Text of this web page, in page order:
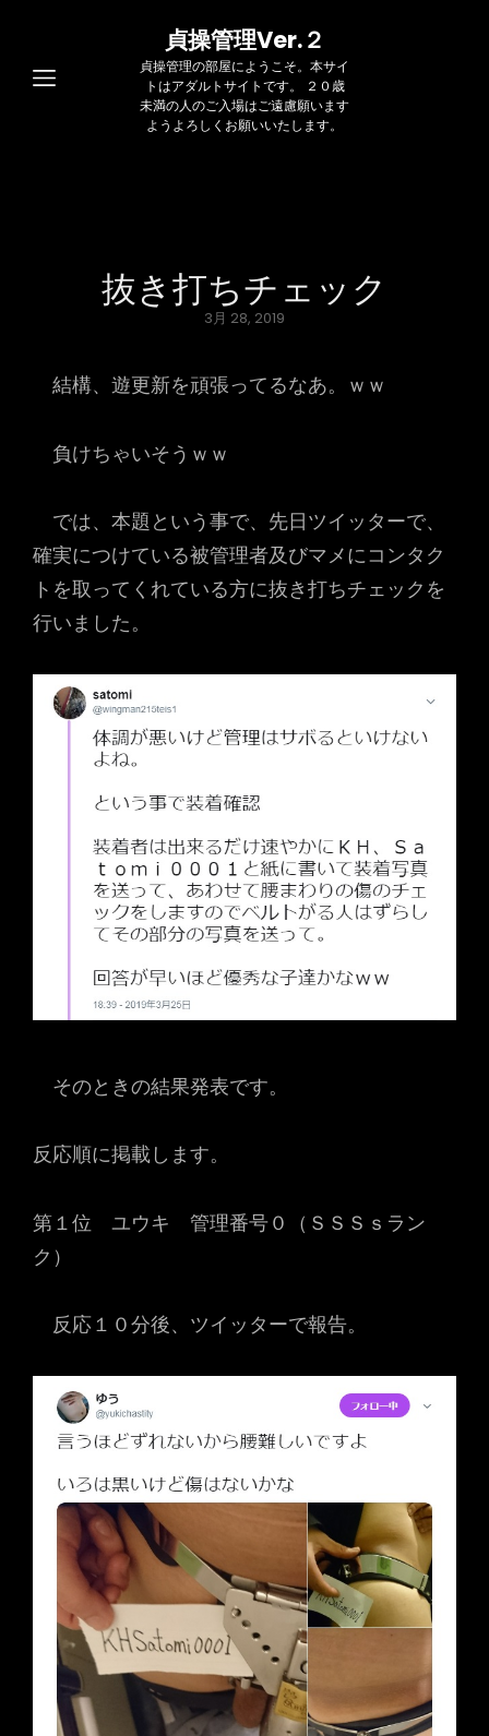
貞操管理Ver.２
貞操管理の部屋にようこそ。本サイ
トはアダルトサイトです。 ２０歳
未満の人のご入場はご遠慮願います
ようよろしくお願いいたします。
抜き打ちチェック
Posted
3月 28, 2019
結構、遊更新を頑張ってるなあ。ｗｗ
負けちゃいそうｗｗ
では、本題という事で、先日ツイッターで、
確実につけている被管理者及びマメにコンタク
トを取ってくれている方に抜き打ちチェックを
行いました。
そのときの結果発表です。
反応順に掲載します。
第１位 ユウキ 管理番号０（ＳＳＳｓラン
ク）
反応１０分後、ツイッターで報告。